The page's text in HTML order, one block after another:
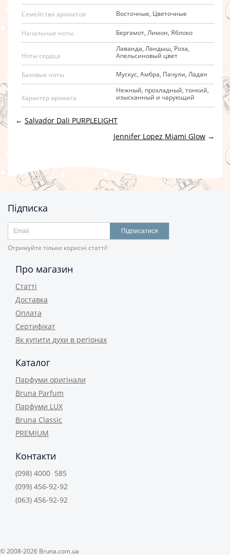
Семейства ароматов Восточные, Цветочные
Начальные ноты Бергамот, Лимон, Яблоко
Ноты сердца
Лаванда, Ландыш, Роза,
Апельсиновый цвет
Базовые ноты Мускус, Амбра, Пачули, Ладан
Характер аромата
Нежный, прохладный, тонкий,
изысканный и чарующий
← Salvador Dali PURPLELIGHT
Jennifer Lopez Miami Glow →
Підписка
Підписатися
Отримуйте тільки корисні статті!
Про магазин
Статті
Доставка
Оплата
Сертифікат
Як купити духи в регіонах
Каталог
Парфуми оригінали
Bruna Parfum
Парфуми LUX
Bruna Classic
PREMIUM
Контакти
(098) 4000 585
(099) 456-92-92
(063) 456-92-92
© 2008-2026 Bruna.com.ua